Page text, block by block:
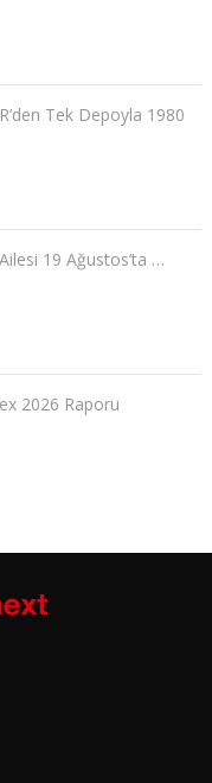
Tek Depoyla 1980
19 Ağustos’ta …
2026 Raporu